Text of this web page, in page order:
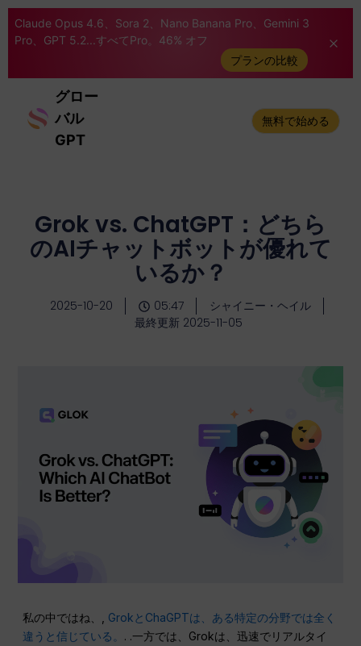
Claude Opus 4.6、Sora 2、Nano Banana Pro、Gemini 3
Pro、GPT 5.2...すべてPro。46% オフ
プランの比較
グロー
バル
GPT
無料で始める
Grok vs. ChatGPT：どちら
のAIチャットボットが優れて
いるか？
2025-10-20 05:47
シャイニー・ヘイル
最終更新 2025-11-05
私の中ではね、, GrokとChaGPTは、ある特定の分野では全く
違うと信じている。 . .一方では、Grokは、迅速でリアルタイ